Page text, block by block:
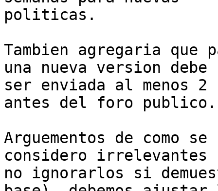
politicas.
Tambien agregaria
una nueva version debe
ser enviada al menos
antes del foro publico.
Arguementos de como
considero irrelevantes
no ignorarlos si